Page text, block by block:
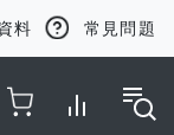
料 常見問題